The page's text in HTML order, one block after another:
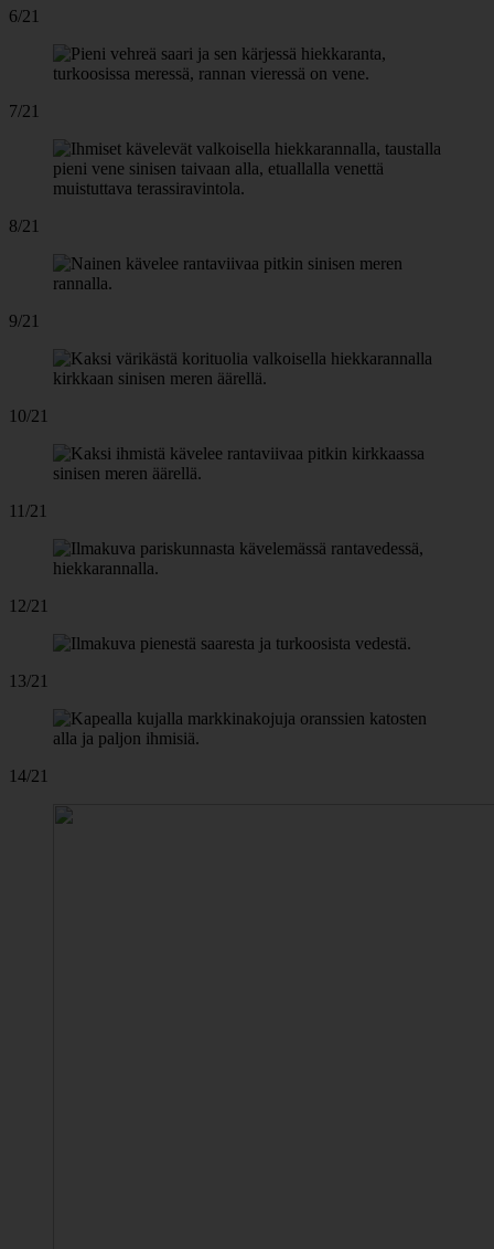
6/21
7/21
8/21
9/21
10/21
11/21
12/21
13/21
14/21